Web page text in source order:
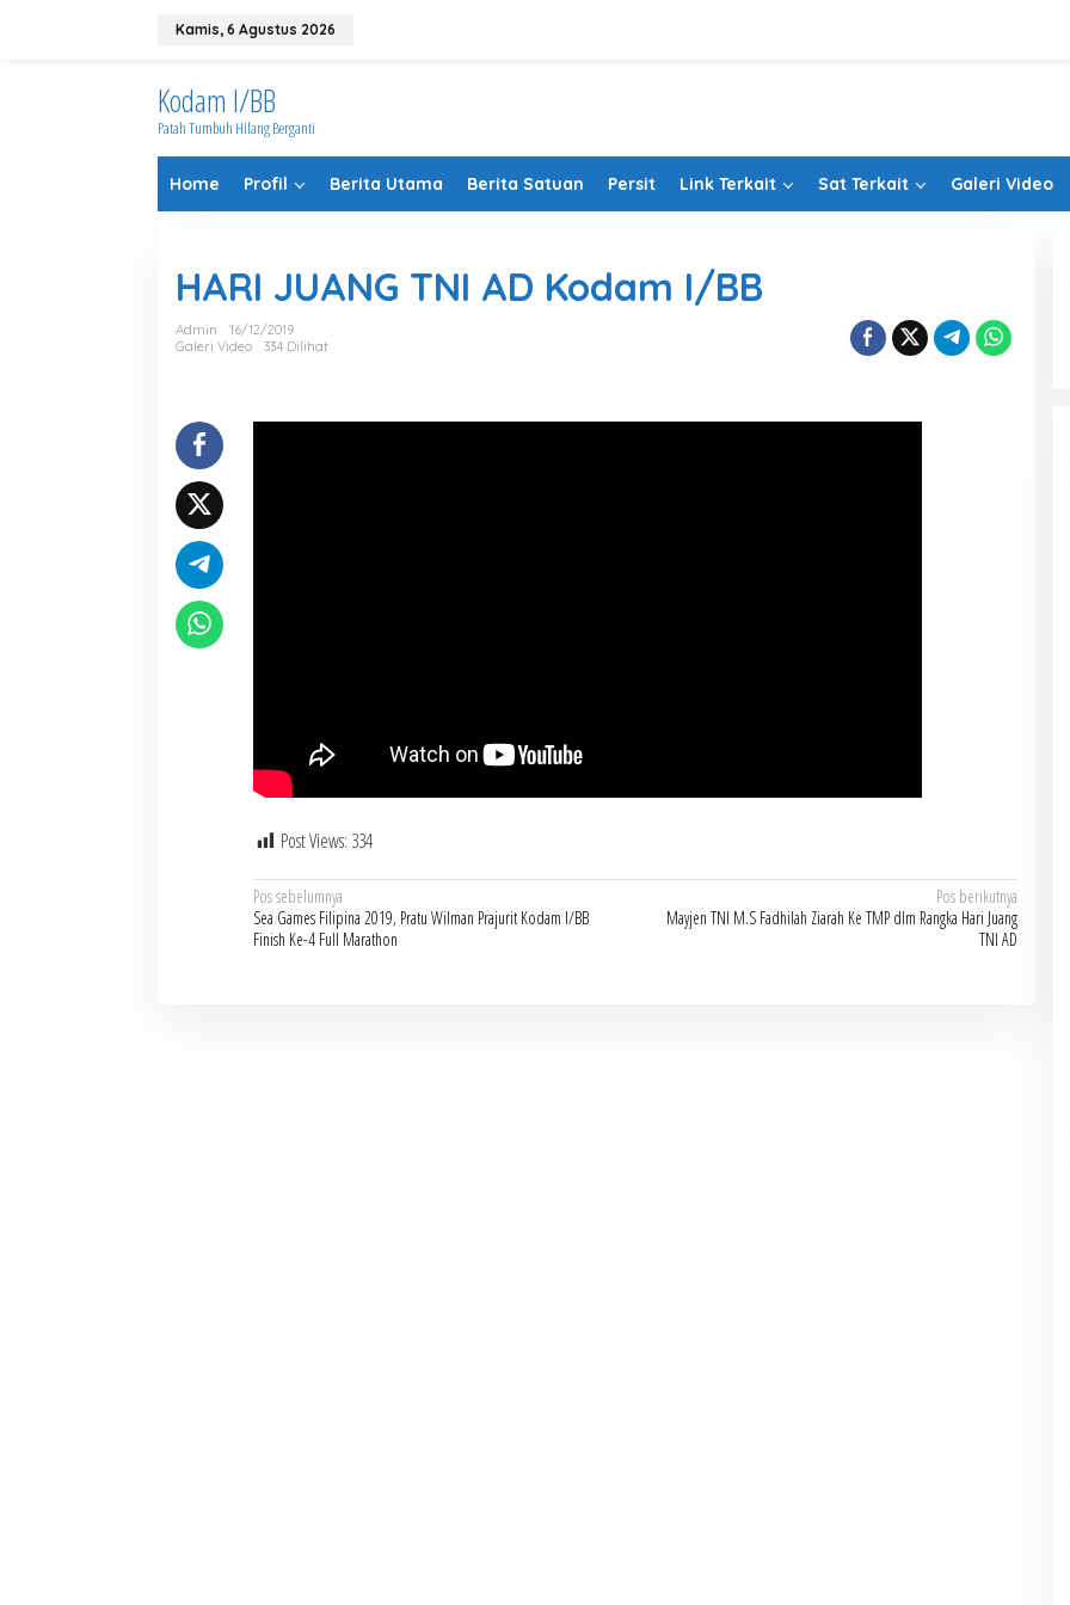
Kamis, 6 Agustus 2026
Kodam I/BB
Patah Tumbuh Hilang Berganti
Home Profil Berita Utama Berita Satuan Persit Link Terkait Sat Terkait Galeri Video
HARI JUANG TNI AD Kodam I/BB
Admin
16/12/2019
Galeri Video
334 Dilihat
Post Views: 334
Navigasi
pos
Pos sebelumnya
Sea Games Filipina 2019, Pratu Wilman Prajurit Kodam I/BB
Finish Ke-4 Full Marathon
Pos berikutnya
Mayjen TNI M.S Fadhilah Ziarah Ke TMP dlm Rangka Hari Juang
TNI AD